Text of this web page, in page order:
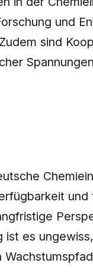
und
sind
es